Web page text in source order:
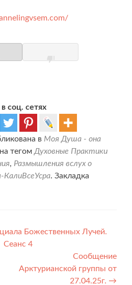
соц. сетях
в Моя Душа - она
тегом Духовные Практики
, Размышления вслух о
. Закладка
Божественных Лучей.
Сеанс 4
Сообщение
Арктурианской группы от
27.04.25г. →